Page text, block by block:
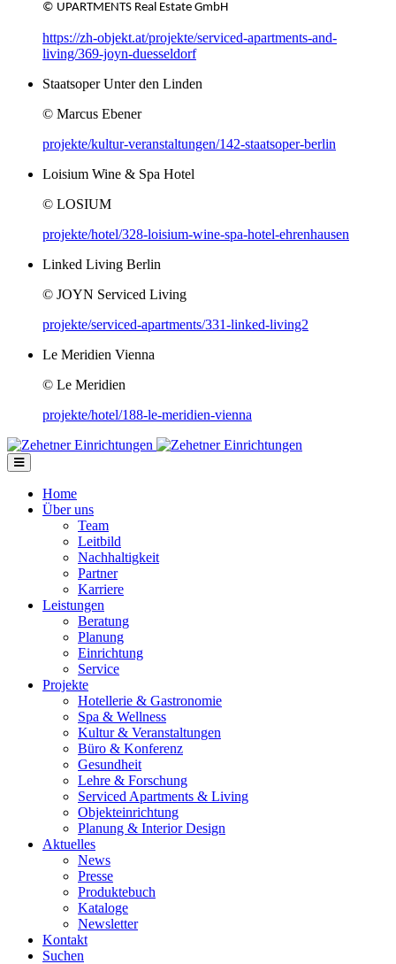
© UPARTMENTS Real Estate GmbH
https://zh-objekt.at/projekte/serviced-apartments-and-
living/369-joyn-duesseldorf
Staatsoper Unter den Linden
© Marcus Ebener
projekte/kultur-veranstaltungen/142-staatsoper-berlin
Loisium Wine & Spa Hotel
© LOSIUM
projekte/hotel/328-loisium-wine-spa-hotel-ehrenhausen
Linked Living Berlin
© JOYN Serviced Living
projekte/serviced-apartments/331-linked-living2
Le Meridien Vienna
© Le Meridien
projekte/hotel/188-le-meridien-vienna
Home
Über uns
Team
Leitbild
Nachhaltigkeit
Partner
Karriere
Leistungen
Beratung
Planung
Einrichtung
Service
Projekte
Hotellerie & Gastronomie
Spa & Wellness
Kultur & Veranstaltungen
Büro & Konferenz
Gesundheit
Lehre & Forschung
Serviced Apartments & Living
Objekteinrichtung
Planung & Interior Design
Aktuelles
News
Presse
Produktebuch
Kataloge
Newsletter
Kontakt
Suchen